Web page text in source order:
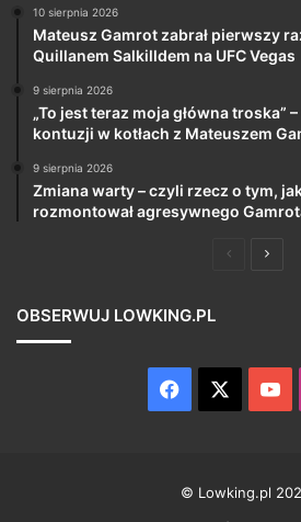
10 sierpnia 2026
Mateusz Gamrot zabrał pierwszy
Quillanem Salkilldem na UFC Vegas
9 sierpnia 2026
„To jest teraz moja główna troska”
kontuzji w kotłach z Mateuszem
9 sierpnia 2026
Zmiana warty – czyli rzecz o tym,
rozmontował agresywnego
Poprzednia
OBSERWUJ LOWKING.PL
Facebook
© Lowking.pl